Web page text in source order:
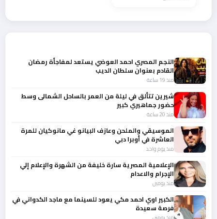
النجم المصري احمد العوضي يستعد لمفاجأة رمضان
القادم بعنوان سلطان الديب
منذ 19 ساعة
شيرين تتألق في ليلة من العمر بالساحل الشمالى وسط
حضور جماهيري كبير
منذ 20 ساعة
الموسيقي والملحن وعازف البيانو غي مانوكيان للمرة
العاشرة في أوبرا دبي
منذ يوم واحد
الإعلامية المصرية سارة خليفة من الشهرة والإعلام إلي
الإجرام والاعدام
منذ يومين
الكبير اوي احمد مكي يعود للسينما مع ماجد الكدواني في
فرصة سعيدة